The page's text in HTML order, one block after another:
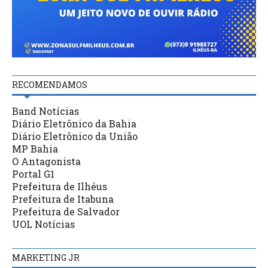
RECOMENDAMOS
Band Notícias
Diário Eletrônico da Bahia
Diário Eletrônico da União
MP Bahia
O Antagonista
Portal G1
Prefeitura de Ilhéus
Prefeitura de Itabuna
Prefeitura de Salvador
UOL Notícias
MARKETING JR